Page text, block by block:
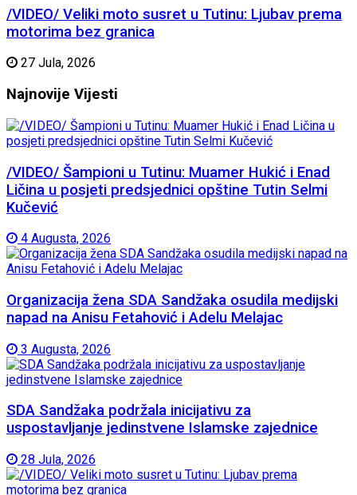
/VIDEO/ Veliki moto susret u Tutinu: Ljubav prema
motorima bez granica
27 Jula, 2026
Najnovije Vijesti
/VIDEO/ Šampioni u Tutinu: Muamer Hukić i Enad
Ličina u posjeti predsjednici opštine Tutin Selmi
Kučević
4 Augusta, 2026
Organizacija žena SDA Sandžaka osudila medijski
napad na Anisu Fetahović i Adelu Melajac
3 Augusta, 2026
SDA Sandžaka podržala inicijativu za
uspostavljanje jedinstvene Islamske zajednice
28 Jula, 2026